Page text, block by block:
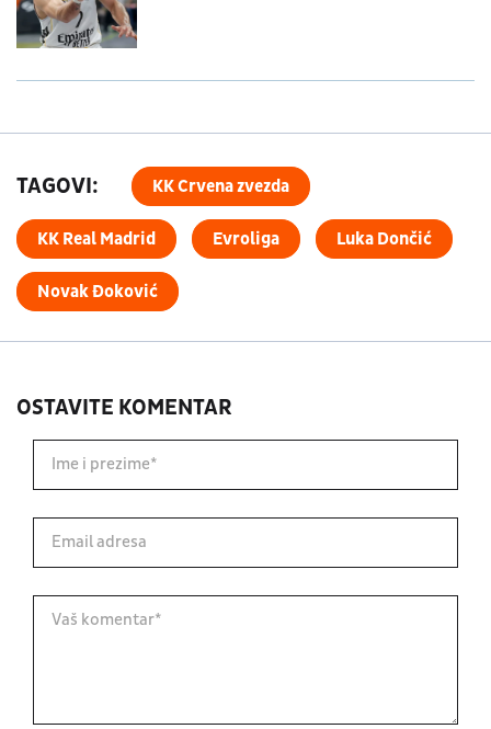
TAGOVI: KK Crvena zvezda
KK Real Madrid Evroliga Luka Dončić
Novak Đoković
OSTAVITE KOMENTAR